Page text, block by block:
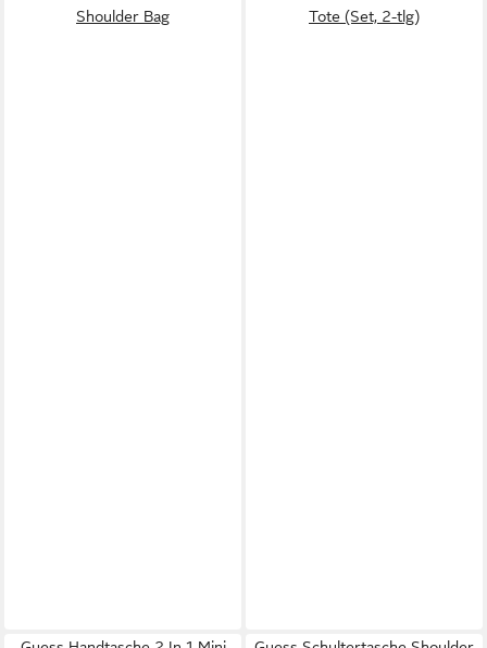
Shoulder Bag
Tote (Set, 2-tlg)